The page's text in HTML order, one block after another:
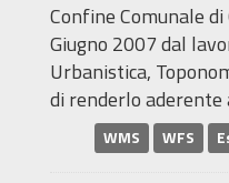
Confine Comunale
Giugno 2007 dal
Urbanistica,
di renderlo aderente
WMS WFS